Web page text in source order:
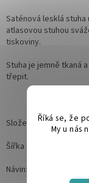
Říká se, že
My u nás
Saténová lesklá
atlasovou stuhou
tiskoviny.
Stuha je jemně tkaná a
třepit.
Složení: 100%
Šířka stuhy: 12mm
Návin: 32m